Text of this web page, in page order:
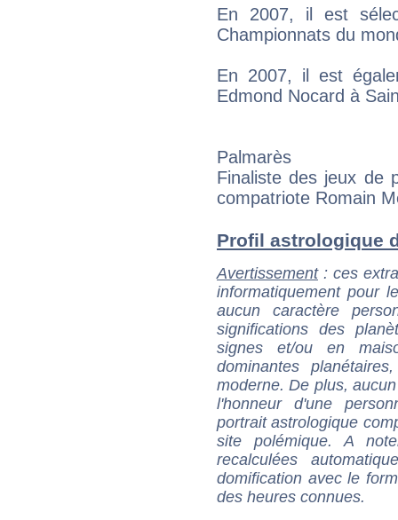
En 2007, il est
Championnats du
En 2007, il est
Edmond Nocard à
Palmarès
Finaliste des jeux de
compatriote Romain
Profil astrologique
Avertissement: ces
informatiquement pour
aucun caractère
significations des
signes et/ou en
dominantes
moderne. De plus,
l'honneur d'une
portrait astrologique
site polémique. A
recalculées
domification avec le
des heures connues.